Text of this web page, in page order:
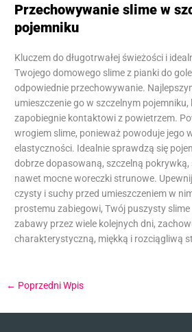
Przechowywanie slime w
pojemniku
Kluczem do długotrwałej świeżości i
Twojego domowego slime z pianki do
odpowiednie przechowywanie.
umieszczenie go w szczelnym
zapobiegnie kontaktowi z powietrzem.
wrogiem slime, ponieważ powoduje jego
elastyczności. Idealnie sprawdzą się
dobrze dopasowaną, szczelną pokrywką,
nawet mocne woreczki strunowe.
czysty i suchy przed umieszczeniem w
prostemu zabiegowi, Twój puszysty
zabawy przez wiele kolejnych dni,
charakterystyczną, miękką i rozciągliwą
← Poprzedni Wpis